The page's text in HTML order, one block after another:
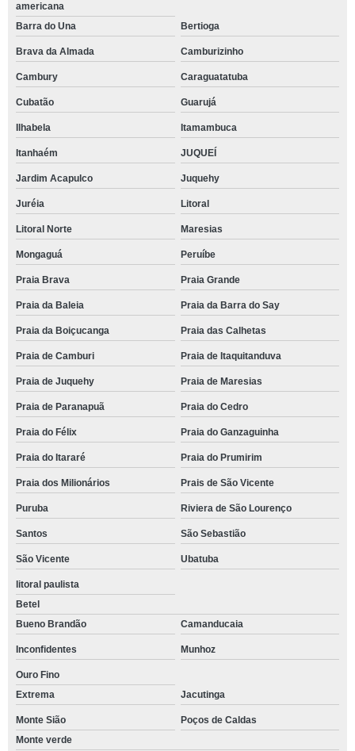
americana
Barra do Una
Bertioga
Brava da Almada Camburizinho
Cambury Caraguatatuba
Cubatão Guarujá
Ilhabela Itamambuca
Itanhaém JUQUEÍ
Jardim Acapulco Juquehy
Juréia Litoral
Litoral Norte Maresias
Mongaguá Peruíbe
Praia Brava Praia Grande
Praia da Baleia Praia da Barra do Say
Praia da Boiçucanga Praia das Calhetas
Praia de Camburi Praia de Itaquitanduva
Praia de Juquehy Praia de Maresias
Praia de Paranapuã Praia do Cedro
Praia do Félix Praia do Ganzaguinha
Praia do Itararé Praia do Prumirim
Praia dos Milionários Prais de São Vicente
Puruba Riviera de São Lourenço
Santos São Sebastião
São Vicente Ubatuba
litoral paulista
Betel
Bueno Brandão
Camanducaia
Inconfidentes Munhoz
Ouro Fino
Extrema
Jacutinga
Monte Sião
Poços de Caldas
Monte verde